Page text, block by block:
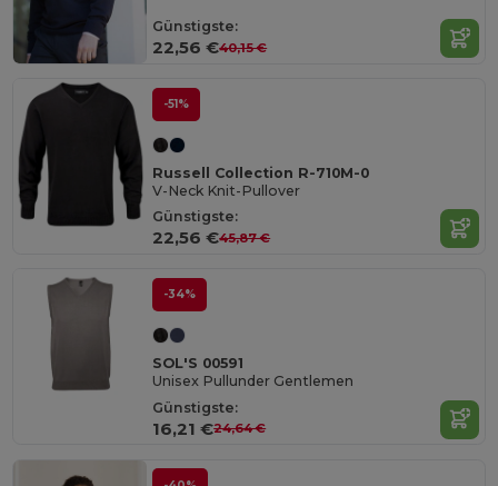
Günstigste:
22,56 €40,15 €
-51%
Russell Collection R-710M-0
V-Neck Knit-Pullover
Günstigste:
22,56 €45,87 €
-34%
SOL'S 00591
Unisex Pullunder Gentlemen
Günstigste:
16,21 €24,64 €